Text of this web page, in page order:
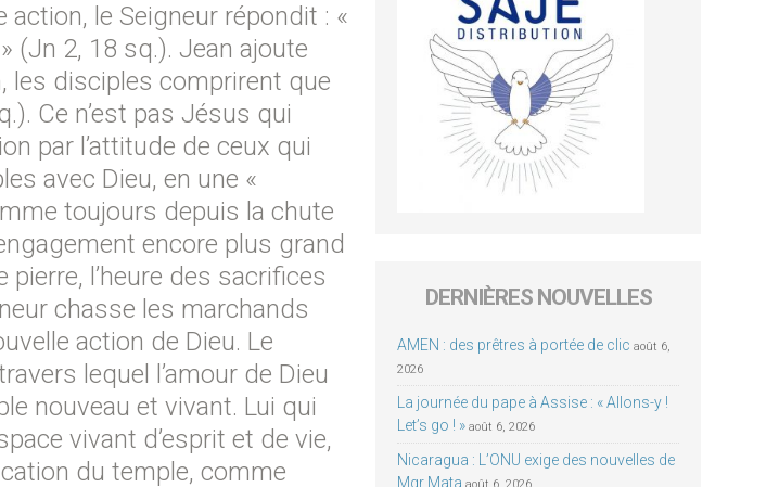
le Seigneur répondit : «
(Jn 2, 18 sq.). Jean ajoute
les disciples comprirent que
Ce n’est pas Jésus qui
par l’attitude de ceux qui
avec Dieu, en une «
toujours depuis la chute
encore plus grand
pierre, l’heure des sacrifices
chasse les marchands
action de Dieu. Le
lequel l’amour de Dieu
nouveau et vivant. Lui qui
vivant d’esprit et de vie,
du temple, comme
DERNIÈRES NOUVELLES
AMEN : des prêtres à portée de clic août 6,
2026
La journée du pape à Assise : « Allons-y !
Let’s go ! » août 6, 2026
Nicaragua : L’ONU exige des nouvelles de
Mgr Mata